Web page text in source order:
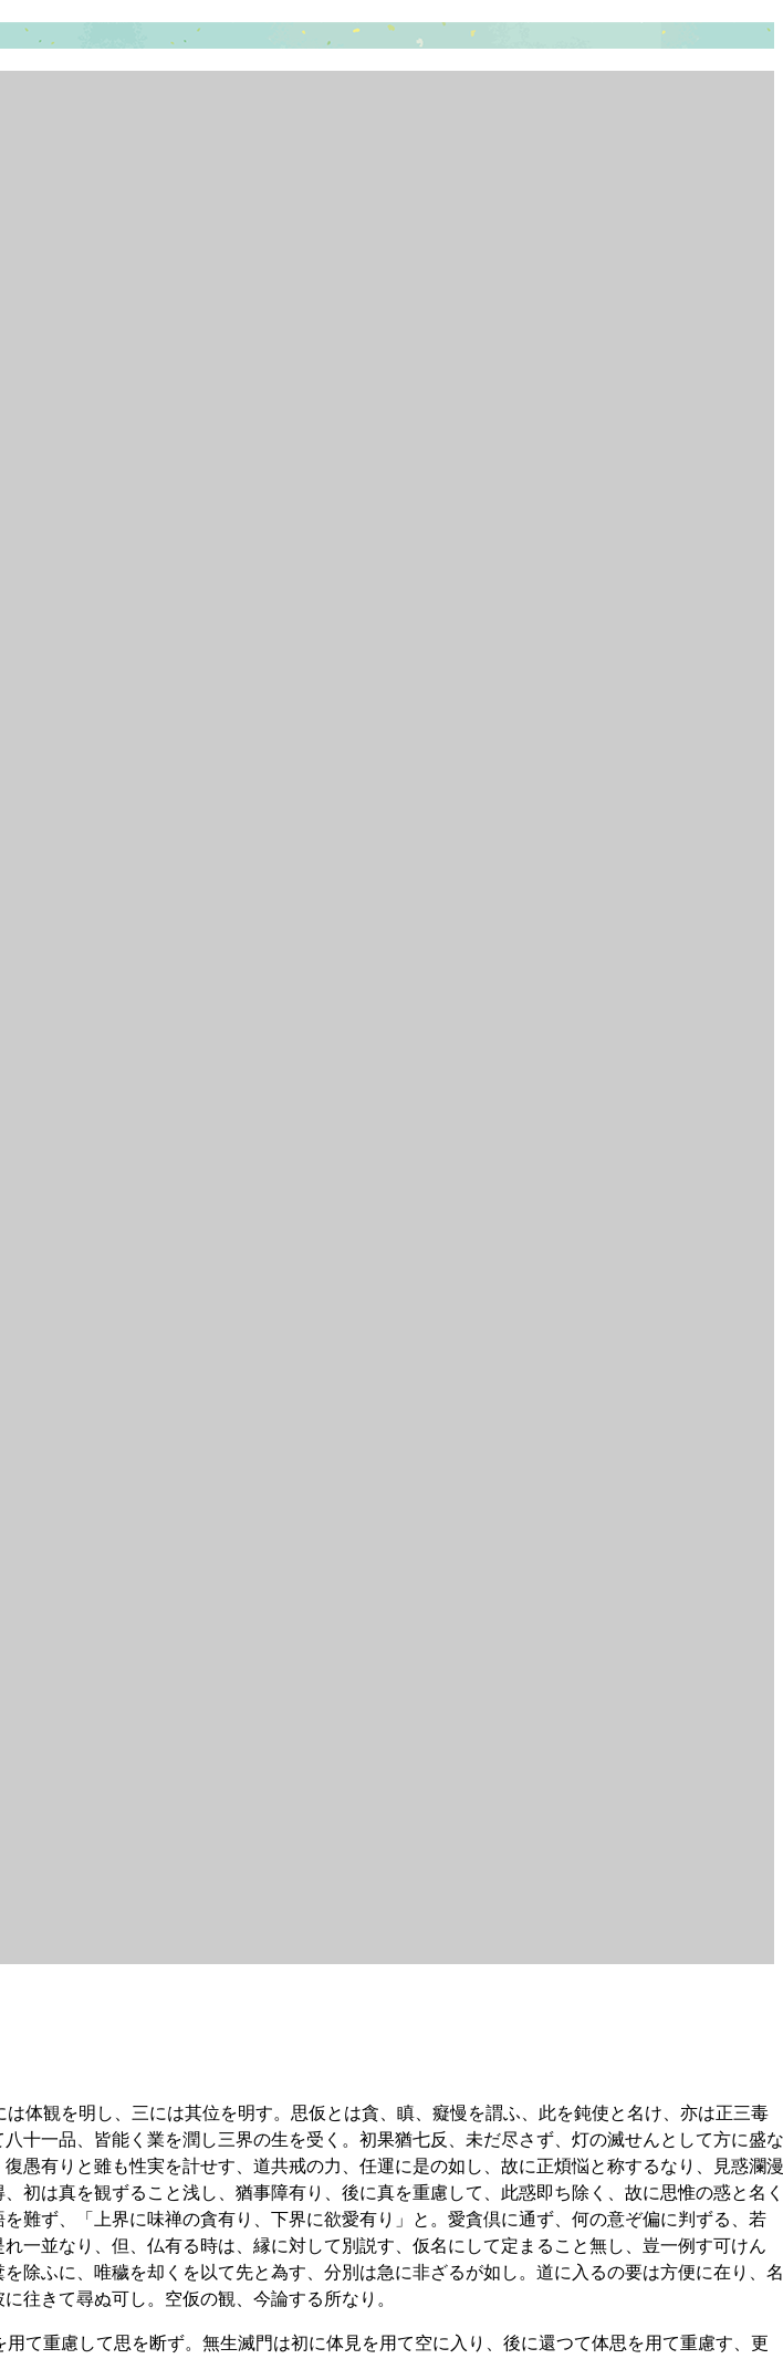
体観を明し、三には其位を明す。思仮とは貪、瞋、癡慢を謂ふ、此を鈍使と名け、亦は正三毒
十一品、皆能く業を潤し三界の生を受く。初果猶七反、未だ尽さず、灯の滅せんとして方に盛な
愚有りと雖も性実を計せす、道共戒の力、任運に是の如し、故に正煩悩と称するなり、見惑瀾漫
初は真を観ずること浅し、猶事障有り、後に真を重慮して、此惑即ち除く、故に思惟の惑と名く
難ず、「上界に味禅の貪有り、下界に欲愛有り」と。愛貪倶に通ず、何の意ぞ偏に判ずる、若
一並なり、但、仏有る時は、縁に対して別説す、仮名にして定まること無し、豈一例す可けん
除ふに、唯穢を却くを以て先と為す、分別は急に非ざるが如し。道に入るの要は方便に在り、名
往きて尋ぬ可し。空仮の観、今論する所なり。
て重慮して思を断ず。無生滅門は初に体見を用て空に入り、後に還つて体思を用て重慮す、更